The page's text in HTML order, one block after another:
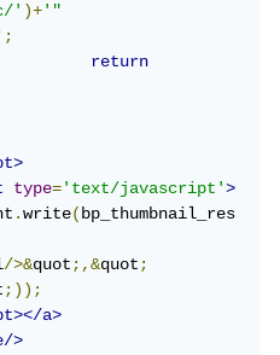
')+'"
;
return
type='text/javascript'>
.write(bp_thumbnail_res
/>&quot;,&quot;
;));
a>
>